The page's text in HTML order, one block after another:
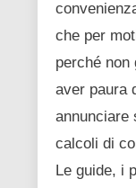
che per
perché
aver paura
annunciare
calcoli di
Le guide, i